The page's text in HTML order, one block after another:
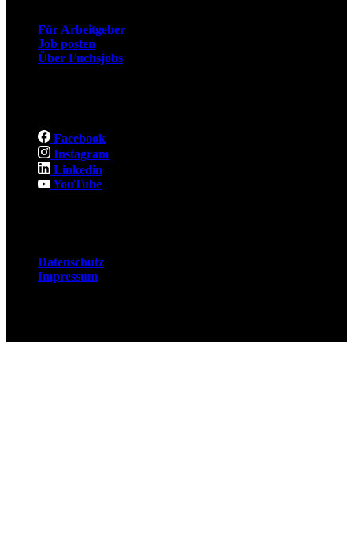
Für Arbeitgeber
Job posten
Über Fuchsjobs
Facebook
Instagram
Linkedin
YouTube
Datenschutz
Impressum